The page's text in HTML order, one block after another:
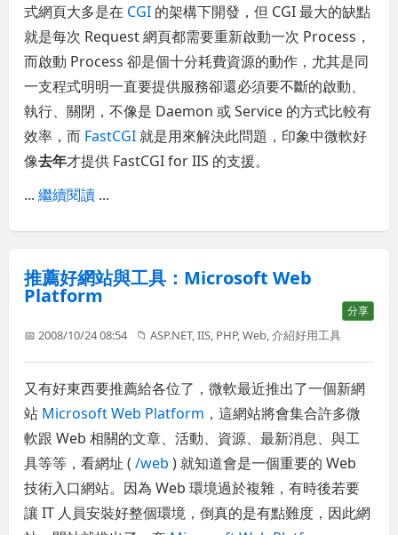
式網頁大多是在 CGI 的架構下開發，但 CGI 最大的缺點
就是每次 Request 網頁都需要重新啟動一次 Process，
而啟動 Process 卻是個十分耗費資源的動作，尤其是同
一支程式明明一直要提供服務卻還必須要不斷的啟動、
執行、關閉，不像是 Daemon 或 Service 的方式比較有
效率，而 FastCGI就是用來解決此問題，印象中微軟好
像去年才提供 FastCGI for IIS 的支援。
...繼續閱讀 ...
推薦好網站與工具：Microsoft Web
Platform
分享
📅 2008/10/24 08:54 📁ASP.NET,IIS, PHP,Web,介紹好用工具
又有好東西要推薦給各位了，微軟最近推出了一個新網
站 Microsoft Web Platform ，這網站將會集合許多微
軟跟 Web 相關的文章、活動、資源、最新消息、與工
具等等，看網址 (/web ) 就知道會是一個重要的 Web
技術入口網站。因為 Web 環境過於複雜，有時後若要
讓 IT 人員安裝好整個環境，倒真的是有點難度，因此網